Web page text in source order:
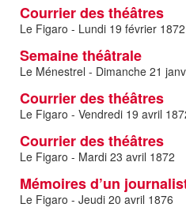
Courrier des théâtres
Le Figaro - Lundi 19 février 1872
Semaine théâtrale
Le Ménestrel - Dimanche
Courrier des théâtres
Le Figaro - Vendredi 19 avril
Courrier des théâtres
Le Figaro - Mardi 23 avril 1872
Mémoires d’un
Le Figaro - Jeudi 20 avril 1876